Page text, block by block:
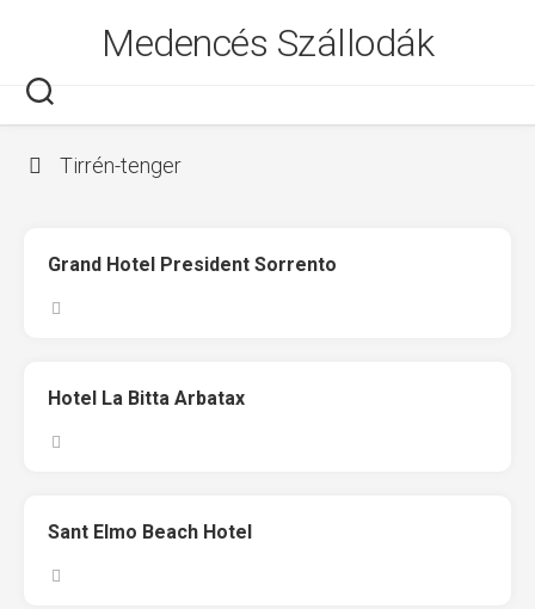
Medencés Szállodák
Tirrén-tenger
Grand Hotel President Sorrento
Hotel La Bitta Arbatax
Sant Elmo Beach Hotel